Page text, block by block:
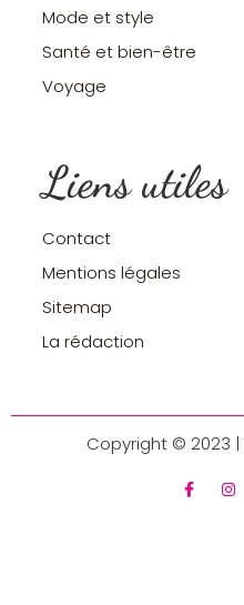
Mode et style
Santé et bien-être
Voyage
Liens utiles
Contact
Mentions légales
Sitemap
La rédaction
Copyright © 2023 |